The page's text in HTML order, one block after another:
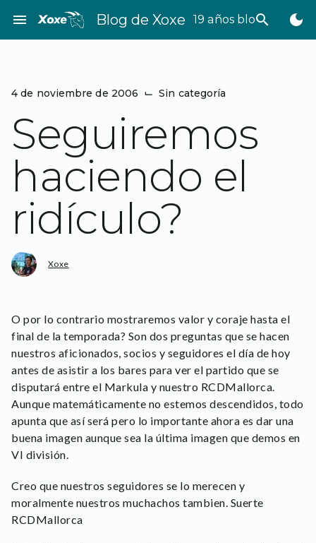
contenido
menu Blog de Xoxe 19 años bloggeando
search dark_mode
4 de noviembre de 2006 ⌙ Sin categoría
Seguiremos
haciendo el
ridículo?
Xoxe
O por lo contrario mostraremos valor y coraje hasta el
final de la temporada? Son dos preguntas que se hacen
nuestros aficionados, socios y seguidores el día de hoy
antes de asistir a los bares para ver el partido que se
disputará entre el Markula y nuestro RCDMallorca.
Aunque matemáticamente no estemos descendidos, todo
apunta que así será pero lo importante ahora es dar una
buena imagen aunque sea la última imagen que demos en
VI división.
Creo que nuestros seguidores se lo merecen y
moralmente nuestros muchachos tambien. Suerte
RCDMallorca